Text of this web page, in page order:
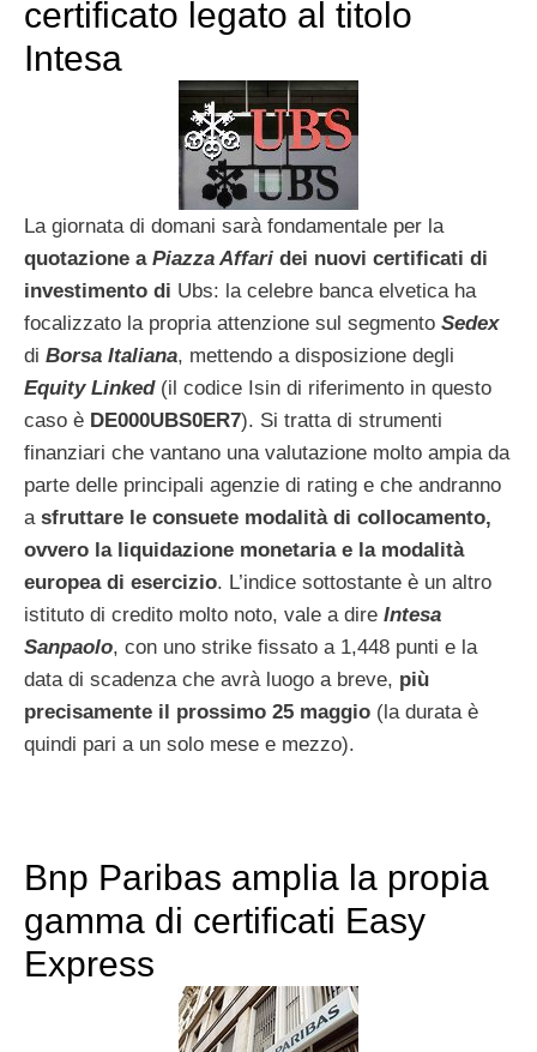
certificato legato al titolo
Intesa
La giornata di domani sarà fondamentale per la
quotazione a Piazza Affari dei nuovi certificati di
investimento di Ubs: la celebre banca elvetica ha
focalizzato la propria attenzione sul segmento Sedex
di Borsa Italiana, mettendo a disposizione degli
Equity Linked(il codice Isin di riferimento in questo
caso è DE000UBS0ER7). Si tratta di strumenti
finanziari che vantano una valutazione molto ampia da
parte delle principali agenzie di rating e che andranno
a sfruttare le consuete modalità di collocamento,
ovvero la liquidazione monetaria e la modalità
europea di esercizio. L’indice sottostante è un altro
istituto di credito molto noto, vale a dire Intesa
Sanpaolo, con uno strike fissato a 1,448 punti e la
data di scadenza che avrà luogo a breve, più
precisamente il prossimo 25 maggio (la durata è
quindi pari a un solo mese e mezzo).
Bnp Paribas amplia la propia
gamma di certificati Easy
Express